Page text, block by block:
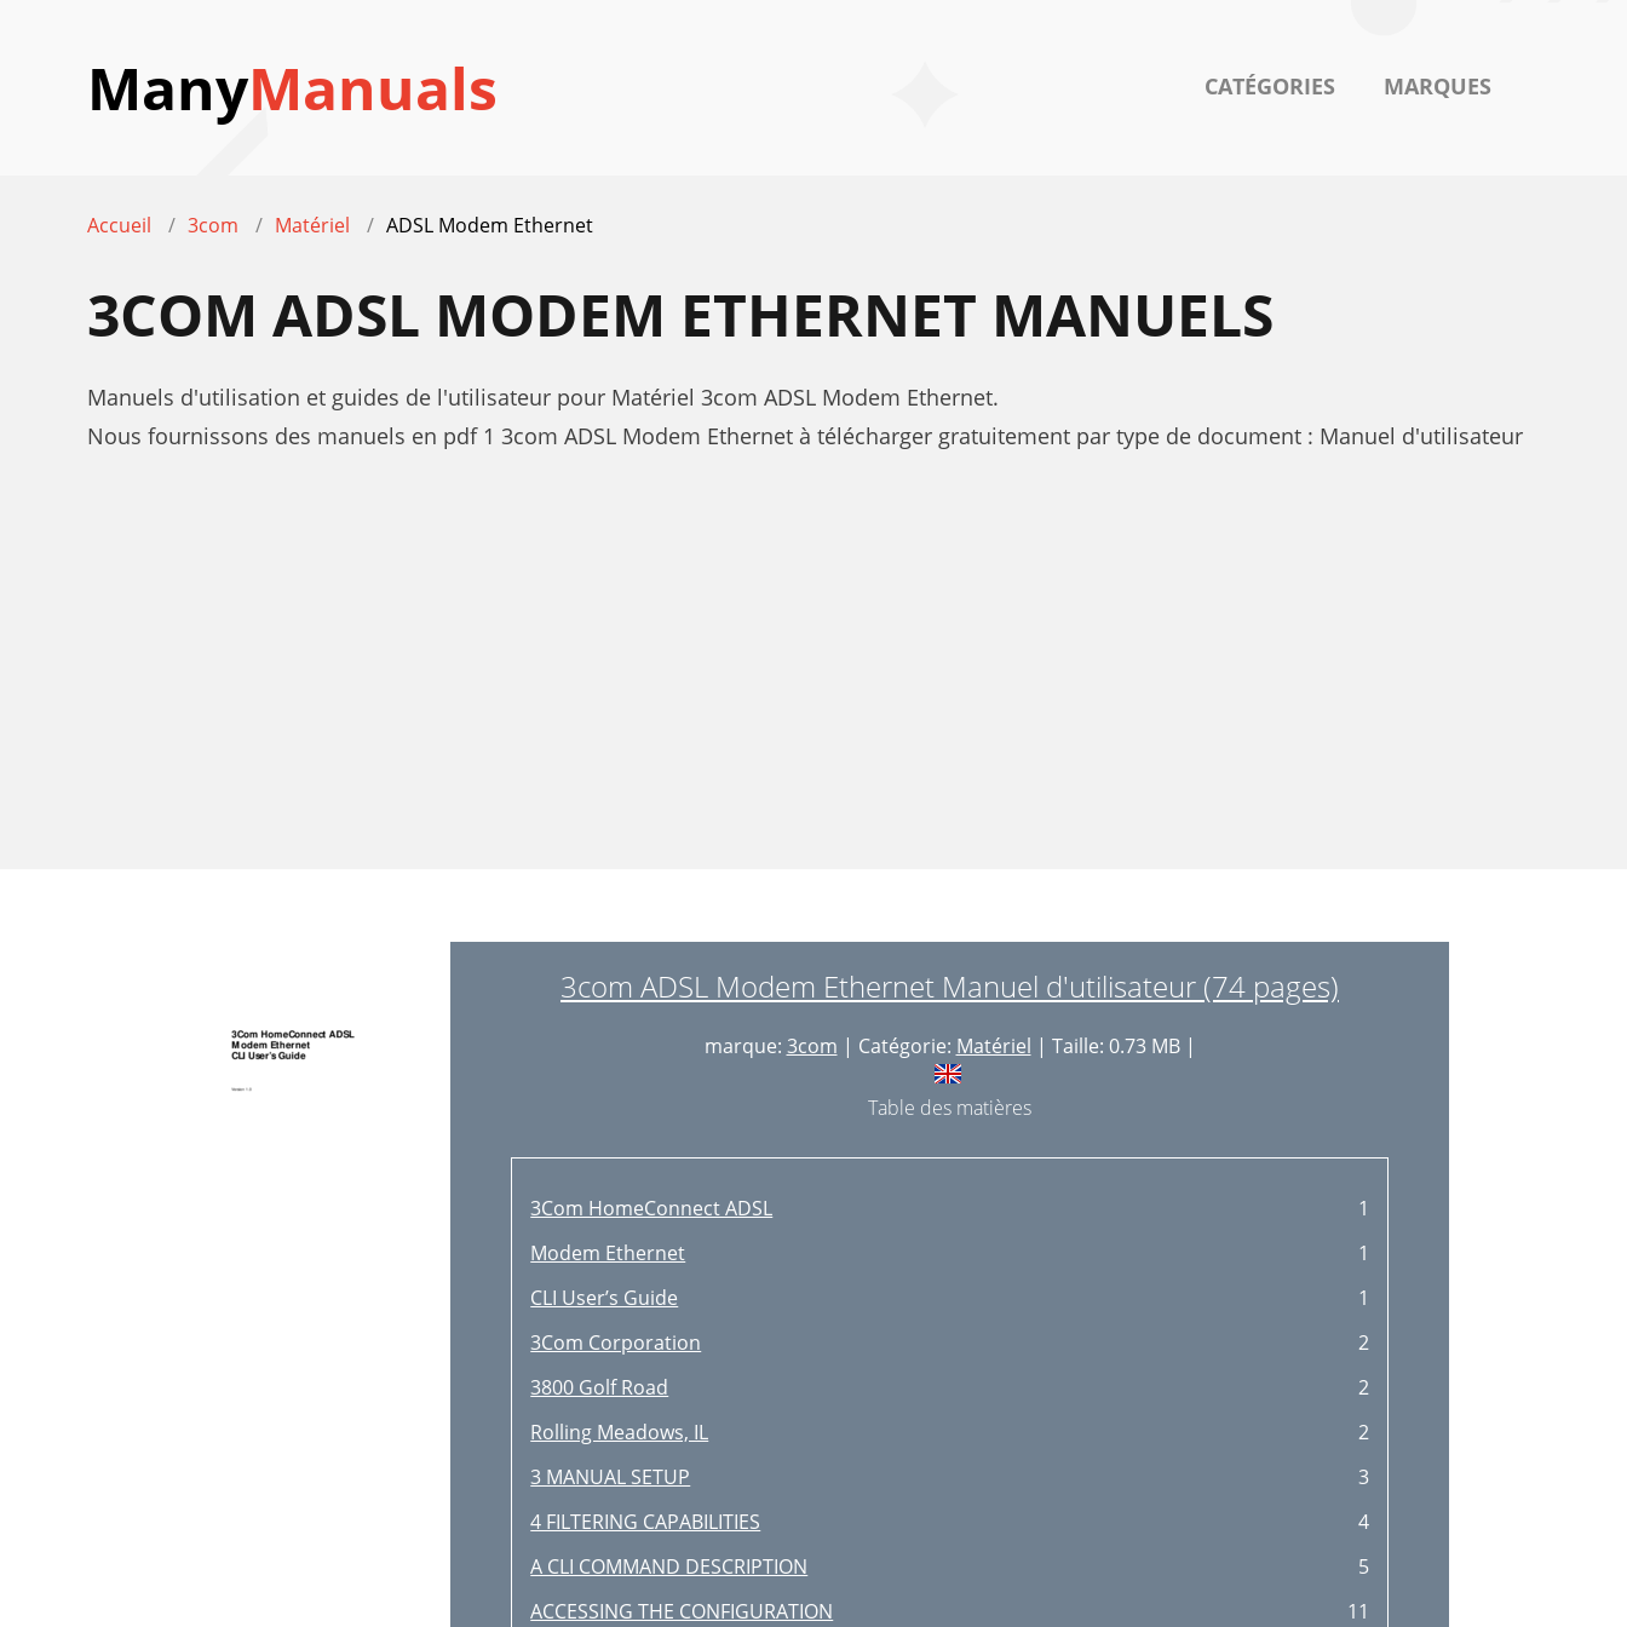
ManyManuals CATÉGORIES MARQUES
Accueil 3com Matériel ADSL Modem Ethernet
3COM ADSL MODEM ETHERNET MANUELS
Manuels d'utilisation et guides de l'utilisateur pour Matériel 3com ADSL Modem Ethernet.
Nous fournissons des manuels en pdf 1 3com ADSL Modem Ethernet à télécharger gratuitement par type de document : Manuel d'utilisateur
3com ADSL Modem Ethernet Manuel d'utilisateur (74 pages)
marque: 3com | Catégorie: Matériel | Taille: 0.73 MB |
Table des matières
3Com HomeConnect ADSL
1
Modem Ethernet
1
CLI User’s Guide
1
3Com Corporation
2
3800 Golf Road
2
Rolling Meadows, IL
2
3 MANUAL SETUP
3
4 FILTERING CAPABILITIES
4
A CLI COMMAND DESCRIPTION
5
ACCESSING THE CONFIGURATION
11